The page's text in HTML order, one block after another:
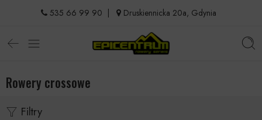
535 66 99 90 Druskiennicka 20a, Gdynia
Rowery crossowe
Filtry